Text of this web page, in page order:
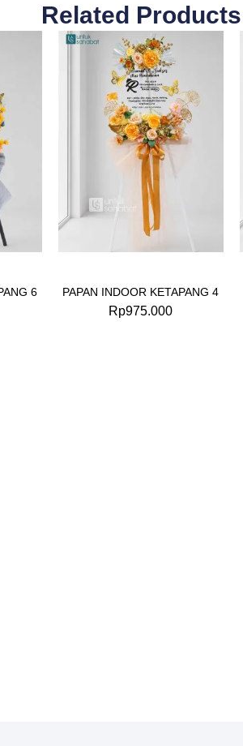
Related Products
6 PAPAN INDOOR KETAPANG 4
Rp975.000